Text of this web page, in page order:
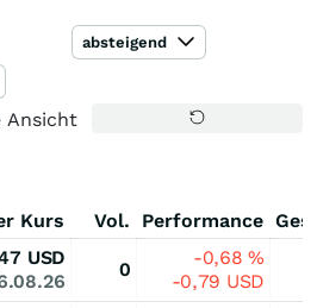
absteigend
Ansicht
Kurs Vol. Performance
USD
0
-0,68%
-0,79 USD